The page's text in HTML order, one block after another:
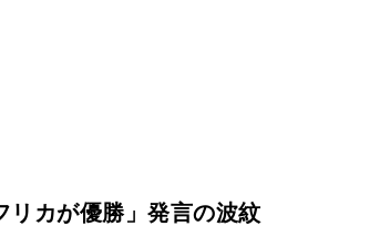
リカが優勝」発言の波紋